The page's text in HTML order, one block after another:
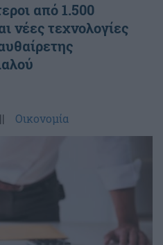
από 1.500
νέες τεχνολογίες
|| Οικονομία